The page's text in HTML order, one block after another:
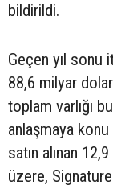
bildirildi.
Geçen yıl sonu
88,6 milyar
toplam varlığı
anlaşmaya
satın alınan
üzere,